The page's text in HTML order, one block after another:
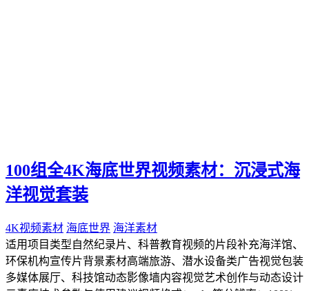
延时摄影
夜景视频
光轨视频
冬季素材
城市雪景
雪景素材
夕阳素材
100组全4K海底世界视频素材：沉浸式海
洋视觉套装
4K视频素材 海底世界 海洋素材
适用项目类型自然纪录片、科普教育视频的片段补充海洋馆、
环保机构宣传片背景素材高端旅游、潜水设备类广告视觉包装
多媒体展厅、科技馆动态影像墙内容视觉艺术创作与动态设计